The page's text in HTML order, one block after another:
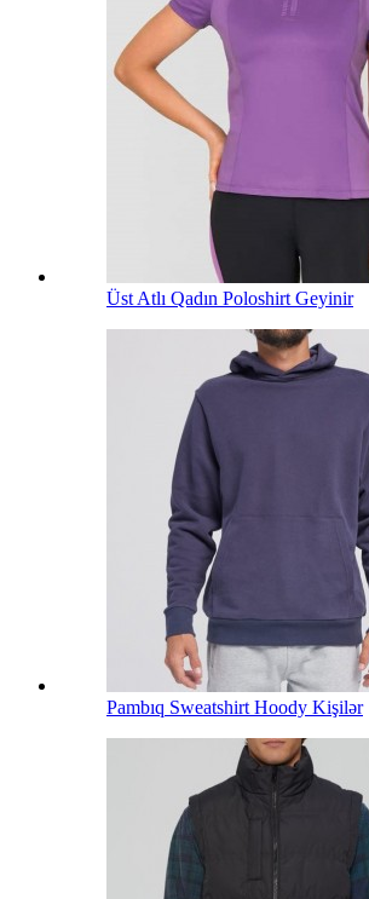
Üst Atlı Qadın Poloshirt Geyinir
Pambıq Sweatshirt Hoody Kişilər